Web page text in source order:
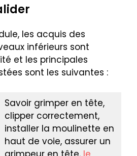
les acquis des
inférieurs sont
et les principales
sont les suivantes :
Savoir grimper en tête,
clipper correctement,
installer la moulinette en
haut de voie, assurer un